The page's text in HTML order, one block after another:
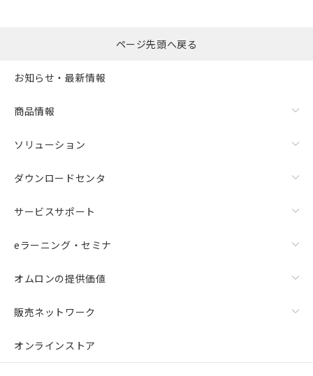
ページ先頭へ戻る
お知らせ・最新情報
商品情報
ソリューション
ダウンロードセンタ
サービスサポート
eラーニング・セミナ
オムロンの提供価値
販売ネットワーク
オンラインストア